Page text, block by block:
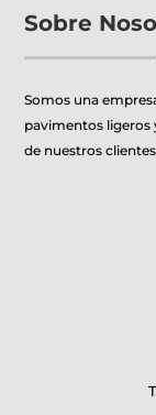
pueden
la
página
de
Sobre
Somos una
pavimentos ligeros
de nuestros